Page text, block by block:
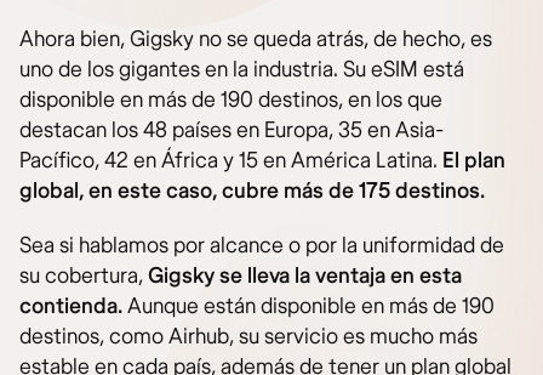
Ahora bien, Gigsky no se queda atrás, de hecho, es
uno de los gigantes en la industria. Su eSIM está
disponible en más de 190 destinos, en los que
destacan los 48 países en Europa, 35 en Asia-
Pacífico, 42 en África y 15 en América Latina. El plan
global, en este caso, cubre más de 175 destinos.
Sea si hablamos por alcance o por la uniformidad de
su cobertura,Gigsky se lleva la ventaja en esta
contienda.Aunque están disponible en más de 190
destinos, como Airhub, su servicio es mucho más
estable en cada país, además de tener un plan global